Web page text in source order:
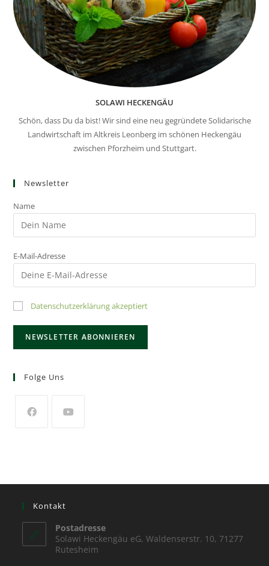
SOLAWI HECKENGÄU
Schön, dass Du da bist! Wir sind eine neu gegründete Solidarische
Landwirtschaft im Altkreis Leonberg im schönen Heckengäu
zwischen Pforzheim und Stuttgart.
Newsletter
Name
E-Mail-Adresse
Datenschutzerklärung akzeptiert
Folge Uns
Kontakt
Postadresse
Solawi Heckengäu eG, Waldenserstr. 10, 71277
Rutesheim